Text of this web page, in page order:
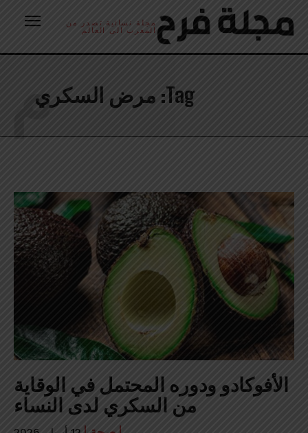
مجلة نسائية تصدر من
المغرب الى العالم
Tag: مرض السكري
م
الأفوكادو ودوره المحتمل في الوقاية
من السكري لدى النساء